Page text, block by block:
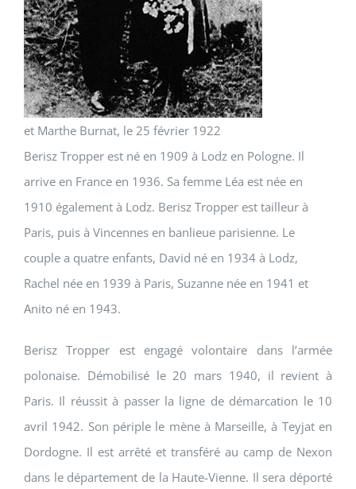
et Marthe Burnat, le 25 février 1922
Berisz Tropper est né en 1909 à Lodz en Pologne. Il
arrive en France en 1936. Sa femme Léa est née en
1910 également à Lodz. Berisz Tropper est tailleur à
Paris, puis à Vincennes en banlieue parisienne. Le
couple a quatre enfants, David né en 1934 à Lodz,
Rachel née en 1939 à Paris, Suzanne née en 1941 et
Anito né en 1943.
Berisz Tropper est engagé volontaire dans l’armée
polonaise. Démobilisé le 20 mars 1940, il revient à
Paris. Il réussit à passer la ligne de démarcation le 10
avril 1942. Son périple le mène à Marseille, à Teyjat en
Dordogne. Il est arrêté et transféré au camp de Nexon
dans le département de la Haute-Vienne. Il sera déporté